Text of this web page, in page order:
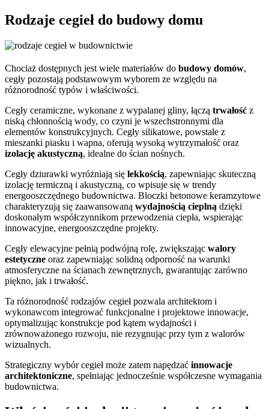
Rodzaje cegieł do budowy domu
Chociaż dostępnych jest wiele materiałów do budowy domów,
cegły pozostają podstawowym wyborem ze względu na
różnorodność typów i właściwości.
Cegły ceramiczne, wykonane z wypalanej gliny, łączą trwałość z
niską chłonnością wody, co czyni je wszechstronnymi dla
elementów konstrukcyjnych. Cegły silikatowe, powstałe z
mieszanki piasku i wapna, oferują wysoką wytrzymałość oraz
izolację akustyczną, idealne do ścian nośnych.
Cegły dziurawki wyróżniają się lekkością, zapewniając skuteczną
izolację termiczną i akustyczną, co wpisuje się w trendy
energooszczędnego budownictwa. Bloczki betonowe keramzytowe
charakteryzują się zaawansowaną wydajnością cieplną dzięki
doskonałym współczynnikom przewodzenia ciepła, wspierając
innowacyjne, energooszczędne projekty.
Cegły elewacyjne pełnią podwójną rolę, zwiększając walory
estetyczne oraz zapewniając solidną odporność na warunki
atmosferyczne na ścianach zewnętrznych, gwarantując zarówno
piękno, jak i trwałość.
Ta różnorodność rodzajów cegieł pozwala architektom i
wykonawcom integrować funkcjonalne i projektowe innowacje,
optymalizując konstrukcje pod kątem wydajności i
zrównoważonego rozwoju, nie rezygnując przy tym z walorów
wizualnych.
Strategiczny wybór cegieł może zatem napędzać innowacje
architektoniczne, spełniając jednocześnie współczesne wymagania
budownictwa.